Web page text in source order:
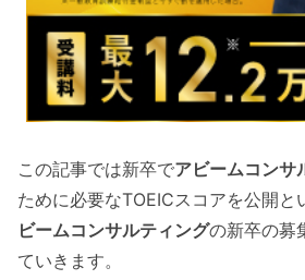
この記事では新卒でアビームコンサ
ために必要なTOEICスコアを公開と
ビームコンサルティングの新卒の募
ていきます。